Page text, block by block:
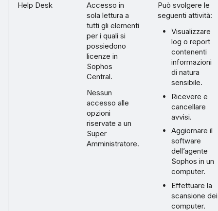
Help Desk
Accesso in
sola lettura a
tutti gli elementi
per i quali si
possiedono
licenze in
Sophos
Central.
Nessun
accesso alle
opzioni
riservate a un
Super
Amministratore.
Può svolgere le
seguenti attività:
Visualizzare
log o report
contenenti
informazioni
di natura
sensibile.
Ricevere e
cancellare
avvisi.
Aggiornare il
software
dell’agente
Sophos in un
computer.
Effettuare la
scansione dei
computer.